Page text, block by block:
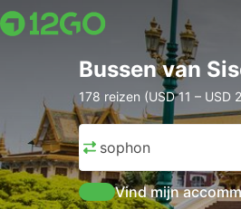
Bussen van
178 reizen (USD 11 – USD
Sisophon
Vind mijn